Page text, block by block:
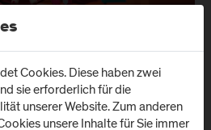
Cookies. Diese haben zwei
sie erforderlich für die
unserer Website. Zum anderen
unsere Inhalte für Sie immer